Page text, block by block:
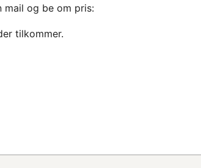
mail og be om pris:
tilkommer.